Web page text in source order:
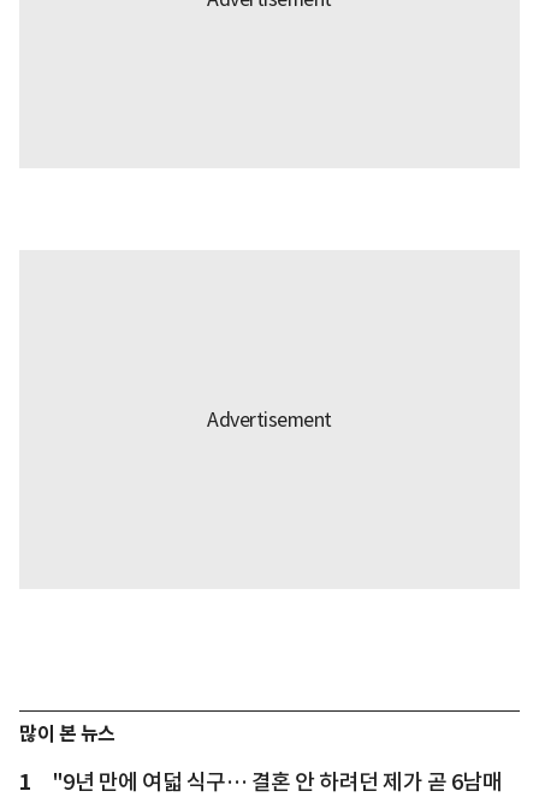
많이 본 뉴스
1
"9년 만에 여덟 식구… 결혼 안 하려던 제가 곧 6남매